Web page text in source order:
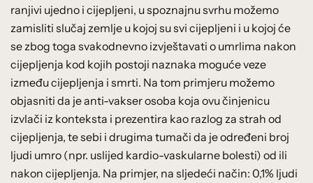
ranjivi ujedno i cijepljeni, u spoznajnu svrhu možemo
zamisliti slučaj zemlje u kojoj su svi cijepljeni i u kojoj će
se zbog toga svakodnevno izvještavati o umrlima nakon
cijepljenja kod kojih postoji naznaka moguće veze
između cijepljenja i smrti. Na tom primjeru možemo
objasniti da je anti-vakser osoba koja ovu činjenicu
izvlači iz konteksta i prezentira kao razlog za strah od
cijepljenja, te sebi i drugima tumači da je određeni broj
ljudi umro (npr. uslijed kardio-vaskularne bolesti) od ili
nakon cijepljenja. Na primjer, na sljedeći način: 0,1% ljudi